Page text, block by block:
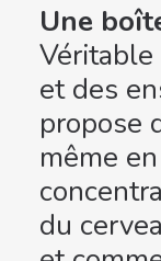
Une
Véritable
et des
propose
même
du